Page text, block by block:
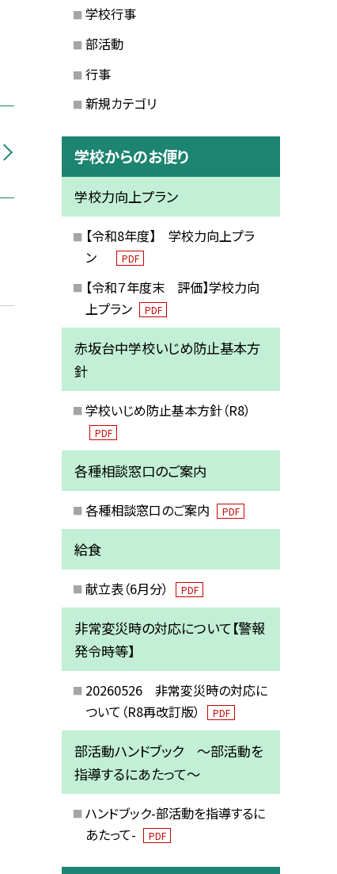
学校行事
部活動
行事
新規カテゴリ
学校からのお便り
学校力向上プラン
【令和8年度】 学校力向上プラ
ン
PDF
【令和７年度末 評価】学校力向
上プラン
PDF
赤坂台中学校いじめ防止基本方
針
学校いじめ防止基本方針（R8）
PDF
各種相談窓口のご案内
各種相談窓口のご案内 PDF
給食
献立表（6月分） PDF
非常変災時の対応について【警報
発令時等】
20260526 非常変災時の対応に
ついて（R8再改訂版）
PDF
部活動ハンドブック ～部活動を
指導するにあたって～
ハンドブック-部活動を指導するに
あたって-
PDF